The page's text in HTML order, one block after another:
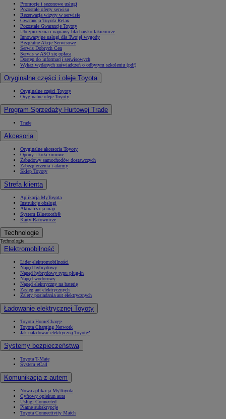
Promocje i sezonowe usługi
Pozostałe oferty serwisu
Rezerwacja wizyty w serwisie
Gwarancja Toyota Relax
Pozostałe Gwarancje Toyoty
Ubezpieczenia i naprawy blacharsko-lakiernicze
Innowacyjne usługi dla Twojej wygody
Bezpłatne Akcje Serwisowe
Serwis Dobrych Cen
Serwis w ASO się opłaca
Dostęp do informacji serwisowych
Wykaz wydanych zaświadczeń o odbytym szkoleniu (pdf)
Oryginalne części i oleje Toyota
Oryginalne części Toyoty
Oryginalne oleje Toyoty
Program Sprzedaży Hurtowej Trade
Trade
Akcesoria
Oryginalne akcesoria Toyoty
Opony i koła zimowe
Zabudowy samochodów dostawczych
Zabezpieczenia i alarmy
Sklep Toyoty
Strefa klienta
Aplikacja MyToyota
Instrukcje obsługi
Aktualizacja map
System Bluetooth®
Karty Ratownicze
Technologie
Technologie
Elektromobilność
Lider elektromobilności
Napęd hybrydowy
Napęd hybrydowy typu plug-in
Napęd wodorowy
Napęd elektryczny na baterię
Zasięg aut elektrycznych
Zalety posiadania aut elektrycznych
Ładowanie elektrycznej Toyoty
Toyota HomeCharge
Toyota Charging Network
Jak naładować elektryczną Toyotę?
Systemy bezpieczeństwa
Toyota T-Mate
System eCall
Komunikacja z autem
Nowa aplikacja MyToyota
Cyfrowy opiekun auta
Usługi Connected
Płatne subskrypcje
Toyota Connectivity Match